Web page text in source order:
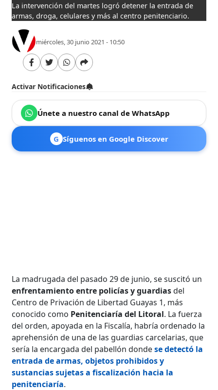
La intervención del martes logró detener la entrada de
armas, droga, celulares y más al centro penitenciario.
miércoles, 30 junio 2021 - 10:50
Activar Notificaciones
Únete a nuestro canal de WhatsApp
G Síguenos en Google Discover
La madrugada del pasado 29 de junio, se suscitó un
enfrentamiento entre policías y guardiasdel
Centro de Privación de Libertad Guayas 1, más
conocido como Penitenciaría del Litoral. La fuerza
del orden, apoyada en la Fiscalía, habría ordenado la
aprehensión de una de las guardias carcelarias, que
sería la encargada del pabellón dondese detectó la
entrada de armas, objetos prohibidos y
sustancias sujetas a fiscalización hacia la
penitenciaría.